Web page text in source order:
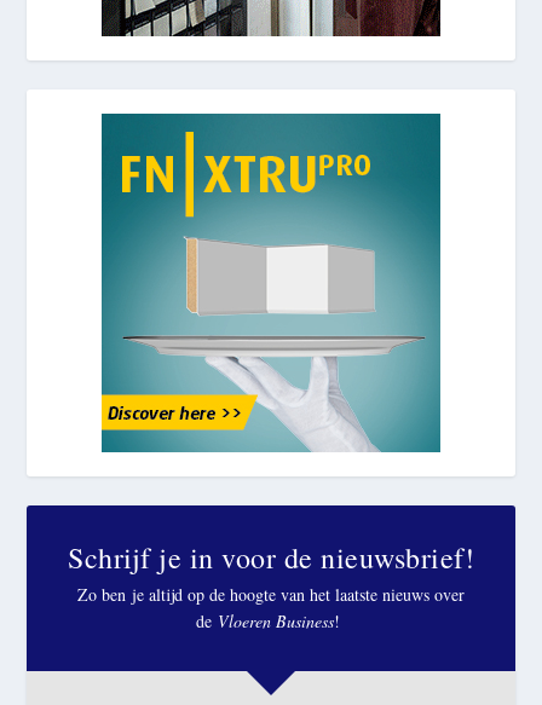
Schrijf je in voor de nieuwsbrief!
Zo ben je altijd op de hoogte van het laatste nieuws over
de Vloeren Business!